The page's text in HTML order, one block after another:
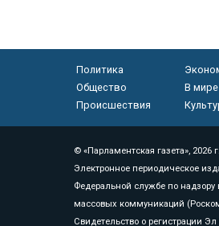
Политика
Общество
В мире
Происшествия
© «Парламентская газета», 2026 г.
Электронное периодическое
Федеральной службе по
массовых коммуникаций
Свидетельство о регистрации